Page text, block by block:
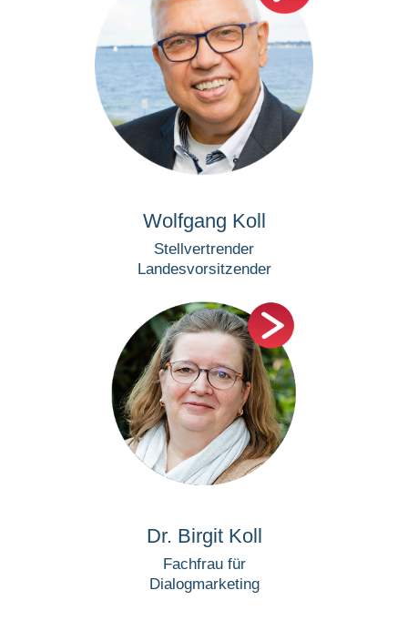
Wolfgang Koll
Stellvertrender
Landesvorsitzender
Dr. Birgit Koll
Fachfrau für
Dialogmarketing